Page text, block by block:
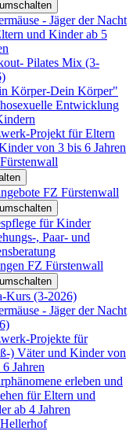
- Jäger der Nacht
und Kinder ab 5
Pilates Mix (3-
Körper-Dein Körper"
Entwicklung
Projekt für Eltern
von 3 bis 6 Jahren
FZ Fürstenwall
für Kinder
, Paar- und
FZ Fürstenwall
Kurs (3-2026)
- Jäger der Nacht
Projekte für
) Väter und Kinder von
Jahren
erleben und
für Eltern und
ab 4 Jahren